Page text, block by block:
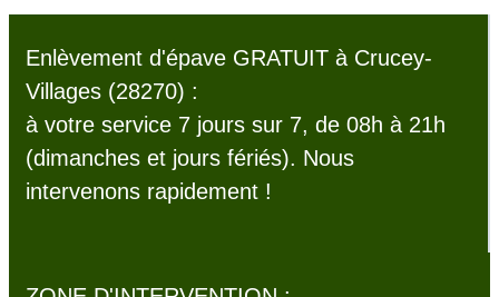
Enlèvement d'épave GRATUIT à Crucey-
Villages (28270) :
à votre service 7 jours sur 7, de 08h à 21h
(dimanches et jours fériés). Nous
intervenons rapidement !